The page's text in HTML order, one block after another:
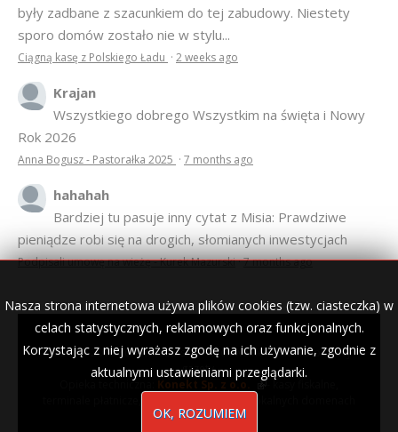
były zadbane z szacunkiem do tej zabudowy. Niestety
sporo domów zostało nie w stylu...
Ciągną kasę z Polskiego Ładu · 2 weeks ago
Krajan
Wszystkiego dobrego Wszystkim na święta i Nowy
Rok 2026
Anna Bogusz - Pastorałka 2025 · 7 months ago
hahahah
Bardziej tu pasuje inny cytat z Misia: Prawdziwe
pieniądze robi się na drogich, słomianych inwestycjach
Podpisali umowę na wieżę - Kurek Mazurski·7 months ago
Nasza strona internetowa używa plików cookies (tzw. ciasteczka) w
celach statystycznych, reklamowych oraz funkcjonalnych.
Korzystając z niej wyrażasz zgodę na ich używanie, zgodnie z
aktualnymi ustawieniami przeglądarki.
OK, ROZUMIEM
© 2007–2018 Kurek Mazurski — archiwalne wydania lokalnej
gazety.
Opieka techniczna: Konekt Sp. z o.o.
- kasy fiskalne,